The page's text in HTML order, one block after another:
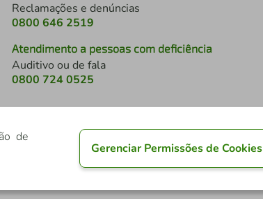
Reclamações e denúncias
0800 646 2519
Atendimento a pessoas com deficiência
Auditivo ou de fala
0800 724 0525
de
Gerenciar Permissões de Cookies